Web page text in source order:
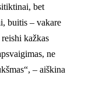
bet
buitis – vakare
kažkas
ne
– aiškina